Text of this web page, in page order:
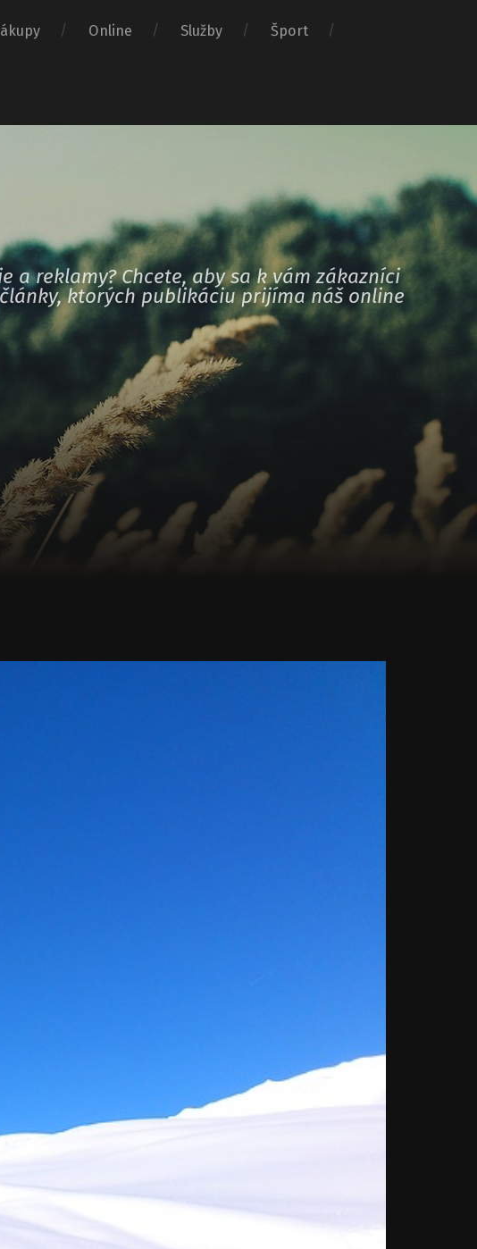
Online Služby Šport
reklamy? Chcete, aby sa k vám zákazníci
ktorých publikáciu prijíma náš online